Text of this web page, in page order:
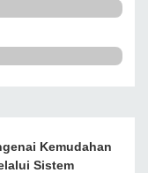
Kemudahan
Sistem